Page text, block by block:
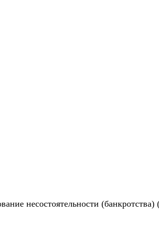
несостоятельности